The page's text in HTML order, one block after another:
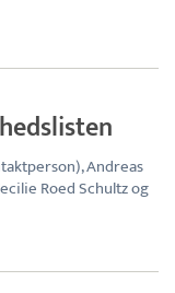
Andreas
Roed Schultz og